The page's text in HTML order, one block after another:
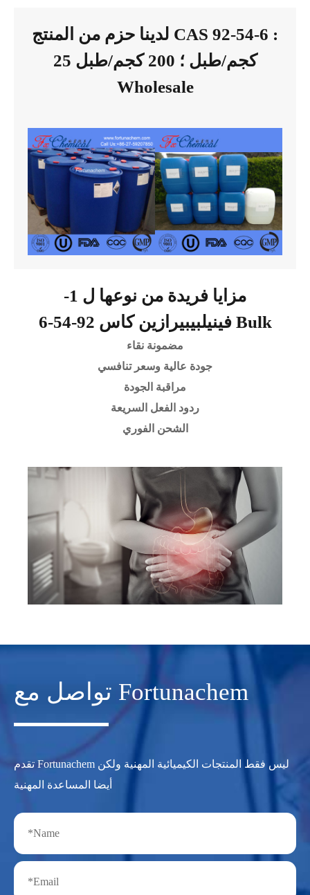
لدينا حزم من المنتج CAS 92-54-6 :
25 كجم/طبل ؛ 200 كجم/طبل
Wholesale
مزايا فريدة من نوعها ل 1-
فينيلبيبيرازين كاس 92-54-6 Bulk
مضمونة نقاء
جودة عالية وسعر تنافسي
مراقبة الجودة
ردود الفعل السريعة
الشحن الفوري
تواصل مع Fortunachem
تقدم Fortunachem ليس فقط المنتجات الكيميائية المهنية ولكن
أيضا المساعدة المهنية